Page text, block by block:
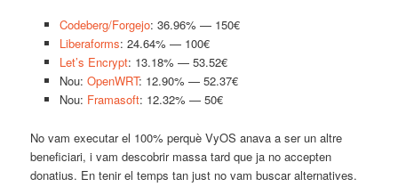
Codeberg/Forgejo: 36.96% — 150€
Liberaforms: 24.64% — 100€
Let’s Encrypt: 13.18% — 53.52€
Nou: OpenWRT: 12.90% — 52.37€
Nou: Framasoft: 12.32% — 50€
No vam executar el 100% perquè VyOS anava a ser un altre
beneficiari, i vam descobrir massa tard que ja no accepten
donatius. En tenir el temps tan just no vam buscar alternatives.